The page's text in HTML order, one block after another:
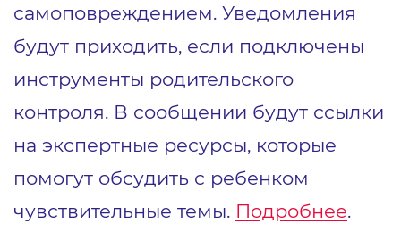
самоповреждением. Уведомления
будут приходить, если подключены
инструменты родительского
контроля. В сообщении будут ссылки
на экспертные ресурсы, которые
помогут обсудить с ребенком
чувствительные темы. Подробнее.